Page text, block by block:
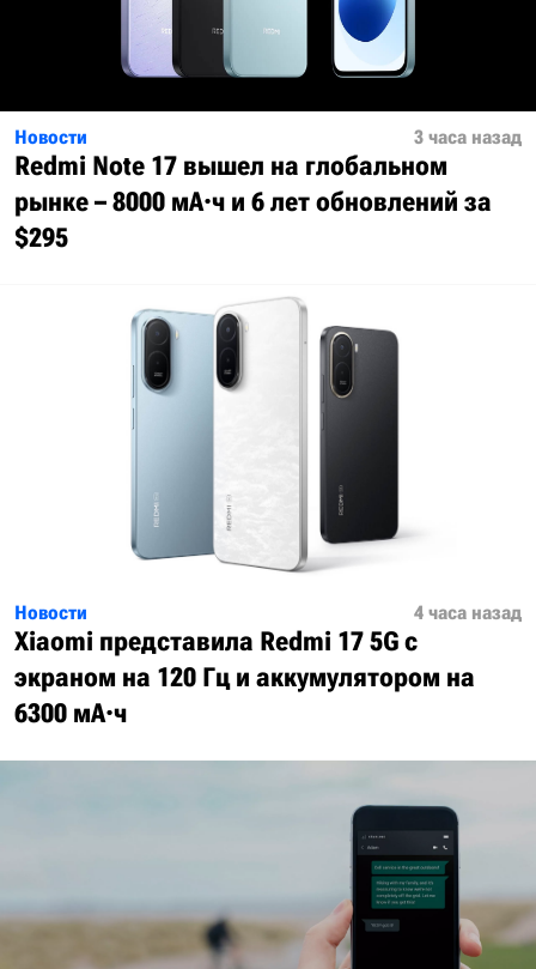
Новости 3 часа назад
Redmi Note 17 вышел на глобальном
рынке – 8000 мА·ч и 6 лет обновлений за
$295
Новости 4 часа назад
Xiaomi представила Redmi 17 5G с
экраном на 120 Гц и аккумулятором на
6300 мА·ч